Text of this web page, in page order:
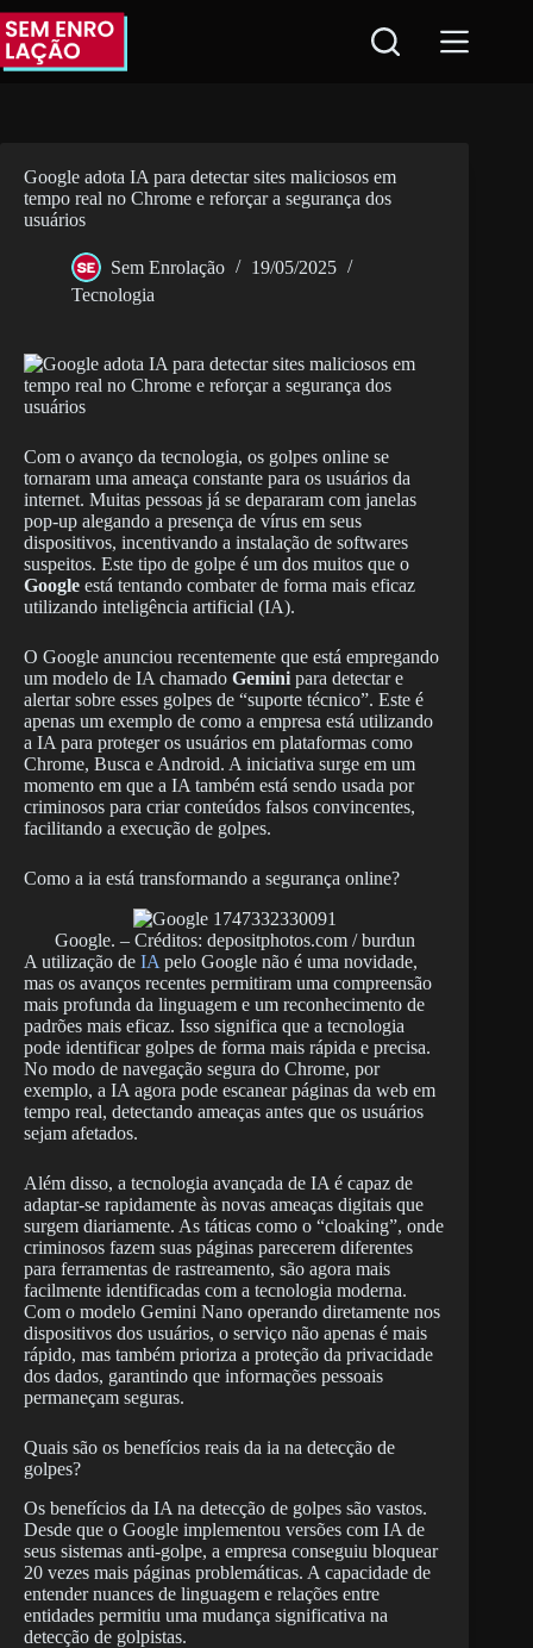
Pular
para
conteúdo
Google adota IA para detectar sites maliciosos em
tempo real no Chrome e reforçar a segurança dos
usuários
Sem Enrolação
19/05/2025
Tecnologia
Com o avanço da tecnologia, os golpes online se
tornaram uma ameaça constante para os usuários da
internet. Muitas pessoas já se depararam com janelas
pop-up alegando a presença de vírus em seus
dispositivos, incentivando a instalação de softwares
suspeitos. Este tipo de golpe é um dos muitos que o
Google está tentando combater de forma mais eficaz
utilizando inteligência artificial (IA).
O Google anunciou recentemente que está empregando
um modelo de IA chamado Gemini para detectar e
alertar sobre esses golpes de “suporte técnico”. Este é
apenas um exemplo de como a empresa está utilizando
a IA para proteger os usuários em plataformas como
Chrome, Busca e Android. A iniciativa surge em um
momento em que a IA também está sendo usada por
criminosos para criar conteúdos falsos convincentes,
facilitando a execução de golpes.
Como a ia está transformando a segurança online?
Google. – Créditos: depositphotos.com / burdun
A utilização de IA pelo Google não é uma novidade,
mas os avanços recentes permitiram uma compreensão
mais profunda da linguagem e um reconhecimento de
padrões mais eficaz. Isso significa que a tecnologia
pode identificar golpes de forma mais rápida e precisa.
No modo de navegação segura do Chrome, por
exemplo, a IA agora pode escanear páginas da web em
tempo real, detectando ameaças antes que os usuários
sejam afetados.
Além disso, a tecnologia avançada de IA é capaz de
adaptar-se rapidamente às novas ameaças digitais que
surgem diariamente. As táticas como o “cloaking”, onde
criminosos fazem suas páginas parecerem diferentes
para ferramentas de rastreamento, são agora mais
facilmente identificadas com a tecnologia moderna.
Com o modelo Gemini Nano operando diretamente nos
dispositivos dos usuários, o serviço não apenas é mais
rápido, mas também prioriza a proteção da privacidade
dos dados, garantindo que informações pessoais
permaneçam seguras.
Quais são os benefícios reais da ia na detecção de
golpes?
Os benefícios da IA na detecção de golpes são vastos.
Desde que o Google implementou versões com IA de
seus sistemas anti-golpe, a empresa conseguiu bloquear
20 vezes mais páginas problemáticas. A capacidade de
entender nuances de linguagem e relações entre
entidades permitiu uma mudança significativa na
detecção de golpistas.